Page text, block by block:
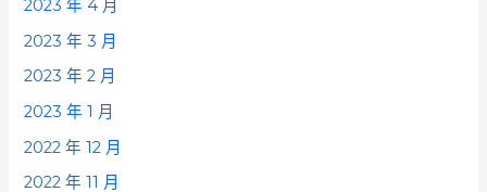
2023 年 4 月
2023 年 3 月
2023 年 2 月
2023 年 1 月
2022 年 12 月
2022 年 11 月